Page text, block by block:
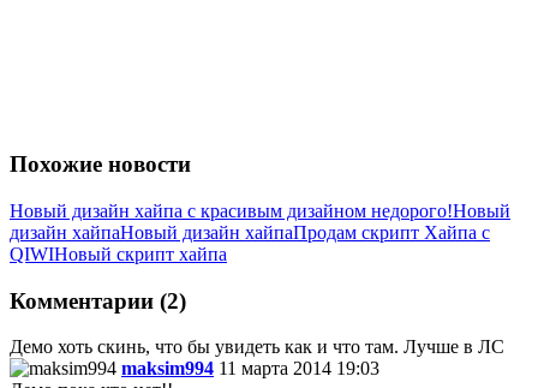
Похожие новости
Новый дизайн хайпа с красивым дизайном недорого!Новый
дизайн хайпаНовый дизайн хайпаПродам скрипт Хайпа с
QIWIНовый скрипт хайпа
Комментарии (2)
Демо хоть скинь, что бы увидеть как и что там. Лучше в ЛС
maksim994 11 марта 2014 19:03